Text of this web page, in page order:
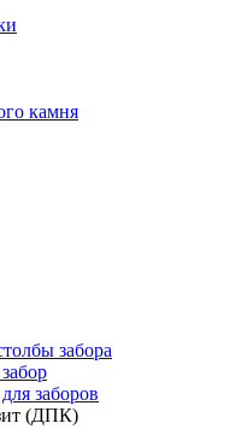
камня
забора
заборов
(ДПК)